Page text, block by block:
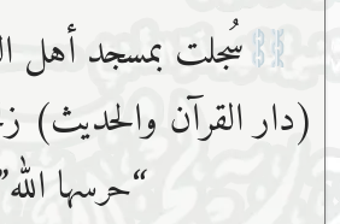
سُجلت بمسجد أهل
(دار القرآن والحديث)
“حرسها